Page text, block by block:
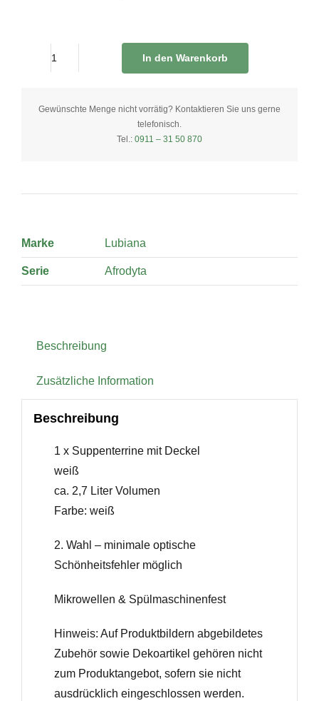
Deckel
In den Warenkorb
Gewünschte Menge nicht vorrätig? Kontaktieren Sie uns gerne
telefonisch.
Tel.: 0911 – 31 50 870
Marke Lubiana
Serie Afrodyta
Beschreibung
Zusätzliche Information
Beschreibung
1 x Suppenterrine mit Deckel
weiß
ca. 2,7 Liter Volumen
Farbe: weiß
2. Wahl – minimale optische
Schönheitsfehler möglich
Mikrowellen & Spülmaschinenfest
Hinweis: Auf Produktbildern abgebildetes
Zubehör sowie Dekoartikel gehören nicht
zum Produktangebot, sofern sie nicht
ausdrücklich eingeschlossen werden.